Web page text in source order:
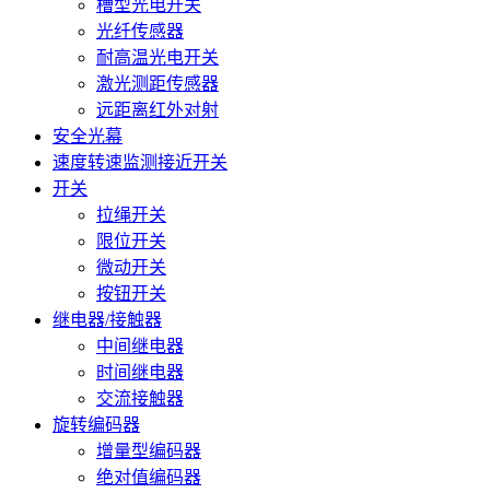
槽型光电开关
光纤传感器
耐高温光电开关
激光测距传感器
远距离红外对射
安全光幕
速度转速监测接近开关
开关
拉绳开关
限位开关
微动开关
按钮开关
继电器/接触器
中间继电器
时间继电器
交流接触器
旋转编码器
增量型编码器
绝对值编码器